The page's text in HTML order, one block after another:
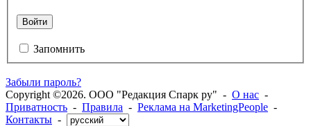
Войти
Запомнить
Забыли пароль?
Copyright ©2026. ООО "Редакция Спарк ру" - О нас -
Приватность - Правила - Реклама на MarketingPeople -
Контакты -